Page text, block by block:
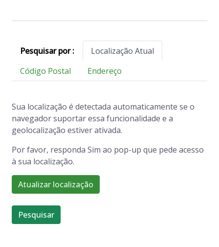
Pesquisar por :
Localização Atual
Código Postal
Endereço
Sua localização é detectada automaticamente se o
navegador suportar essa funcionalidade e a
geolocalização estiver ativada.
Por favor, responda Sim ao pop-up que pede acesso
à sua localização.
Atualizar localização
Pesquisar